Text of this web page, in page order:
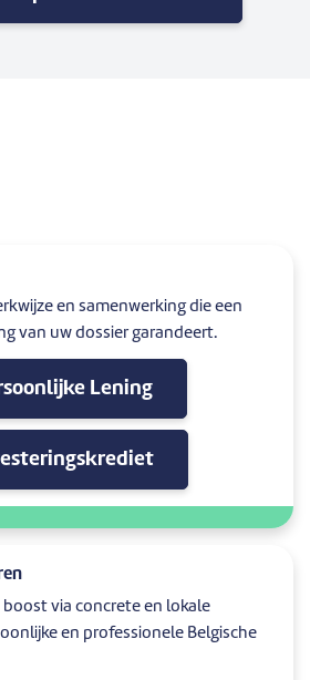
en samenwerking die een
van uw dossier garandeert.
Lening
boost via concrete en lokale
en professionele Belgische